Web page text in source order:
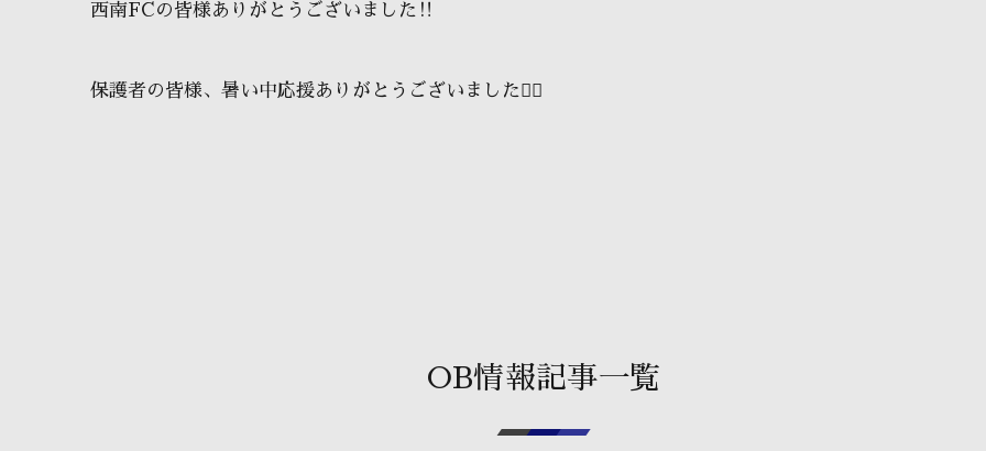
西南FCの皆様ありがとうございました‼️
保護者の皆様、暑い中応援ありがとうございました🙇‍♂️
OB情報記事一覧